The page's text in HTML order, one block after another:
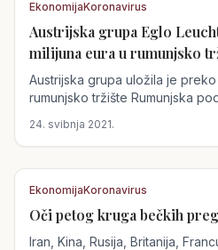
Austrija
EkonomijaKoronavirus
Austrijska grupa Eglo
milijuna eura u rumunjsko
Austrijska grupa uložila je preko
rumunjsko tržište Rumunjska
24. svibnja 2021.
EkonomijaKoronavirus
Oči petog kruga bečkih
Iran, Kina, Rusija, Britanija,